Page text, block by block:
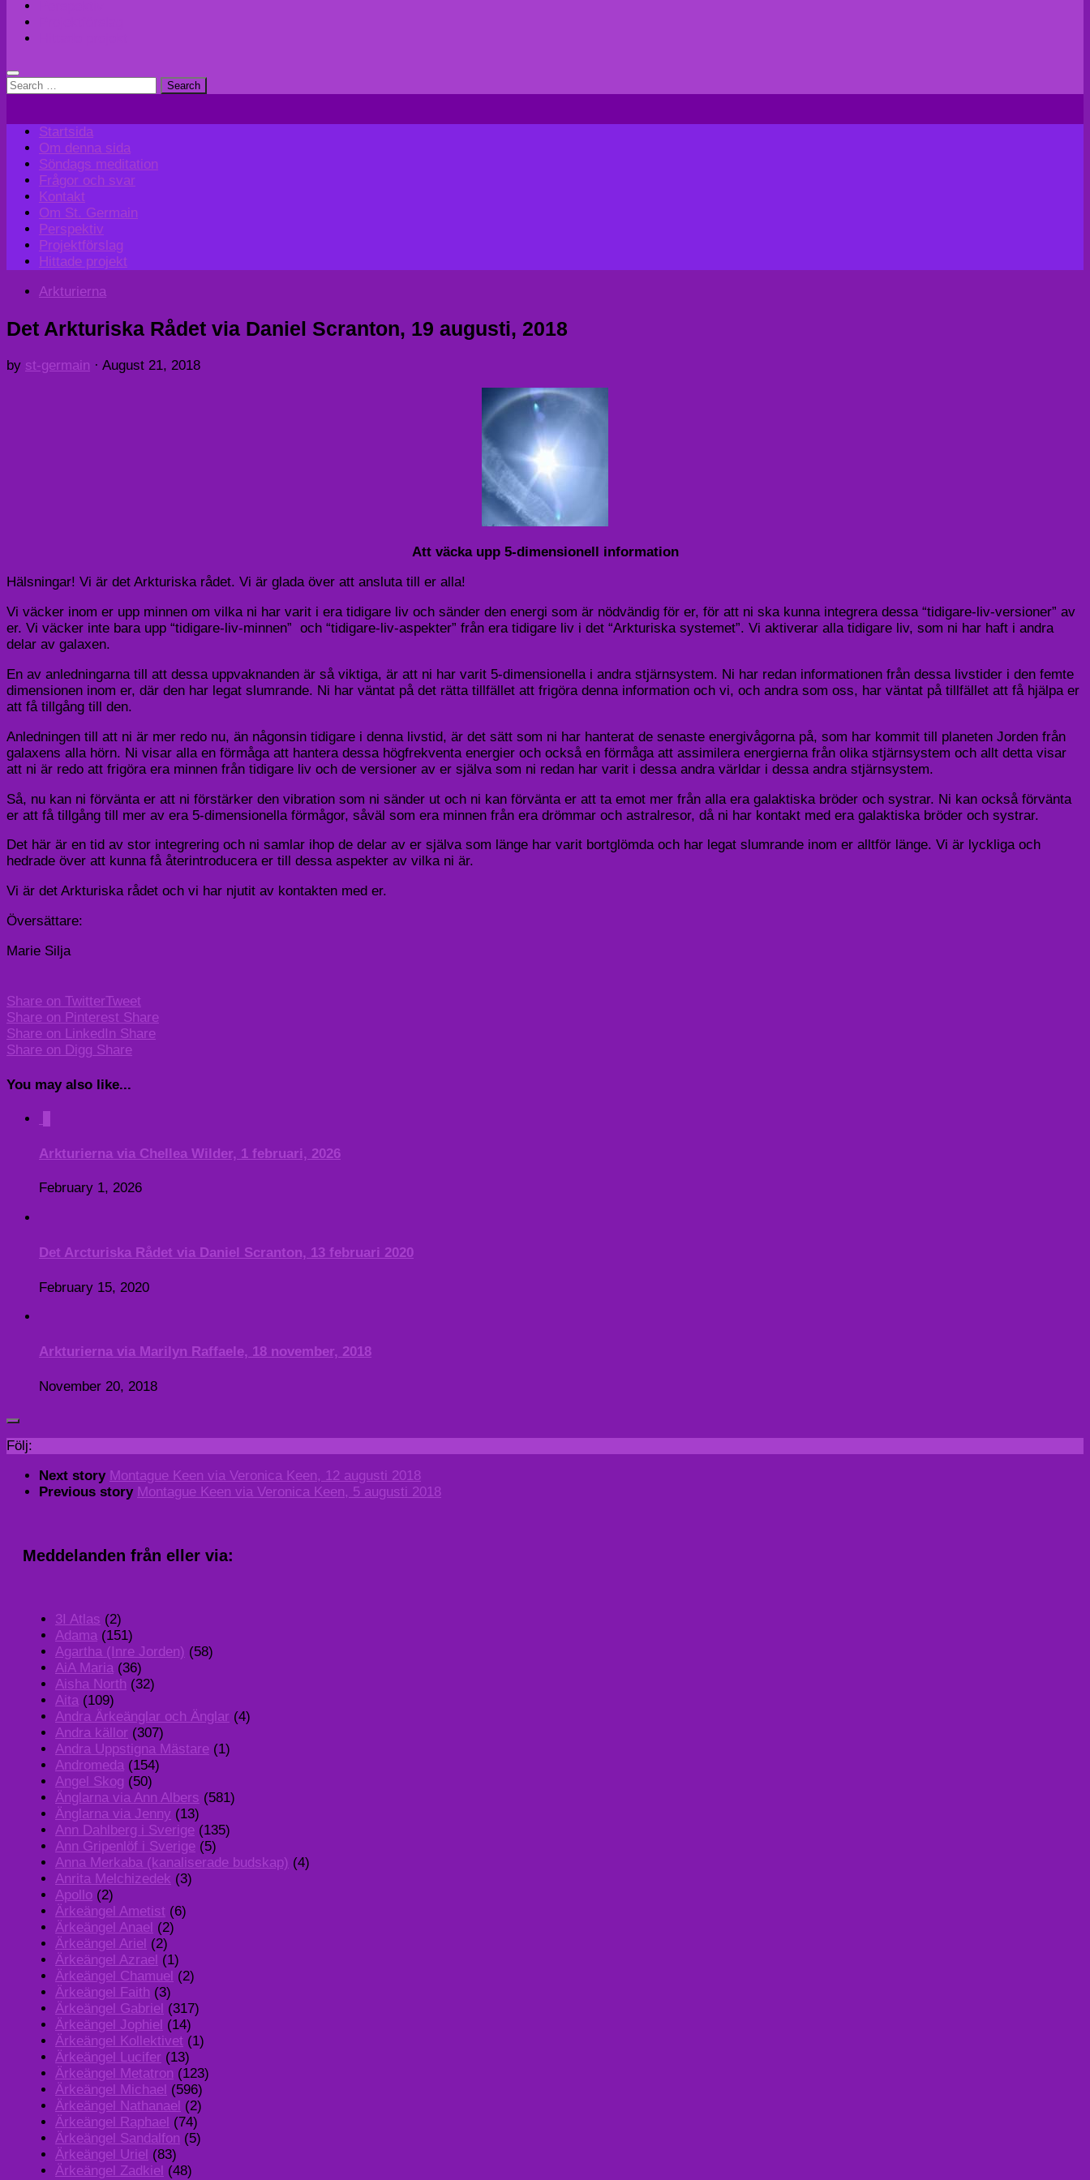
Search
Startsida
Om denna sida
Söndags meditation
Frågor och svar
Kontakt
Om St. Germain
Perspektiv
Projektförslag
Hittade projekt
Arkturierna
Det Arkturiska Rådet via Daniel Scranton, 19 augusti, 2018
by st-germain · August 21, 2018
Att väcka upp 5-dimensionell information
Hälsningar! Vi är det Arkturiska rådet. Vi är glada över att ansluta till er alla!
Vi väcker inom er upp minnen om vilka ni har varit i era tidigare liv och sänder den energi som är nödvändig för er, för att ni ska kunna integrera dessa “tidigare-liv-versioner” av
er. Vi väcker inte bara upp “tidigare-liv-minnen” och “tidigare-liv-aspekter” från era tidigare liv i det “Arkturiska systemet”. Vi aktiverar alla tidigare liv, som ni har haft i andra
delar av galaxen.
En av anledningarna till att dessa uppvaknanden är så viktiga, är att ni har varit 5-dimensionella i andra stjärnsystem. Ni har redan informationen från dessa livstider i den femte
dimensionen inom er, där den har legat slumrande. Ni har väntat på det rätta tillfället att frigöra denna information och vi, och andra som oss, har väntat på tillfället att få hjälpa er
att få tillgång till den.
Anledningen till att ni är mer redo nu, än någonsin tidigare i denna livstid, är det sätt som ni har hanterat de senaste energivågorna på, som har kommit till planeten Jorden från
galaxens alla hörn. Ni visar alla en förmåga att hantera dessa högfrekventa energier och också en förmåga att assimilera energierna från olika stjärnsystem och allt detta visar
att ni är redo att frigöra era minnen från tidigare liv och de versioner av er själva som ni redan har varit i dessa andra världar i dessa andra stjärnsystem.
Så, nu kan ni förvänta er att ni förstärker den vibration som ni sänder ut och ni kan förvänta er att ta emot mer från alla era galaktiska bröder och systrar. Ni kan också förvänta
er att få tillgång till mer av era 5-dimensionella förmågor, såväl som era minnen från era drömmar och astralresor, då ni har kontakt med era galaktiska bröder och systrar.
Det här är en tid av stor integrering och ni samlar ihop de delar av er själva som länge har varit bortglömda och har legat slumrande inom er alltför länge. Vi är lyckliga och
hedrade över att kunna få återintroducera er till dessa aspekter av vilka ni är.
Vi är det Arkturiska rådet och vi har njutit av kontakten med er.
Översättare:
Marie Silja
Share on TwitterTweet
Share on Pinterest Share
Share on LinkedIn Share
Share on Digg Share
You may also like...
Arkturierna via Chellea Wilder, 1 februari, 2026
February 1, 2026
Det Arcturiska Rådet via Daniel Scranton, 13 februari 2020
February 15, 2020
Arkturierna via Marilyn Raffaele, 18 november, 2018
November 20, 2018
Följ:
Next story Montague Keen via Veronica Keen, 12 augusti 2018
Previous story Montague Keen via Veronica Keen, 5 augusti 2018
Meddelanden från eller via:
3I Atlas (2)
Adama (151)
Agartha (Inre Jorden) (58)
AiA Maria (36)
Aisha North (32)
Aita (109)
Andra Ärkeänglar och Änglar (4)
Andra källor (307)
Andra Uppstigna Mästare (1)
Andromeda (154)
Angel Skog (50)
Änglarna via Ann Albers (581)
Änglarna via Jenny (13)
Ann Dahlberg i Sverige (135)
Ann Gripenlöf i Sverige (5)
Anna Merkaba (kanaliserade budskap) (4)
Anrita Melchizedek (3)
Apollo (2)
Ärkeängel Ametist (6)
Ärkeängel Anael (2)
Ärkeängel Ariel (2)
Ärkeängel Azrael (1)
Ärkeängel Chamuel (2)
Ärkeängel Faith (3)
Ärkeängel Gabriel (317)
Ärkeängel Jophiel (14)
Ärkeängel Kollektivet (1)
Ärkeängel Lucifer (13)
Ärkeängel Metatron (123)
Ärkeängel Michael (596)
Ärkeängel Nathanael (2)
Ärkeängel Raphael (74)
Ärkeängel Sandalfon (5)
Ärkeängel Uriel (83)
Ärkeängel Zadkiel (48)